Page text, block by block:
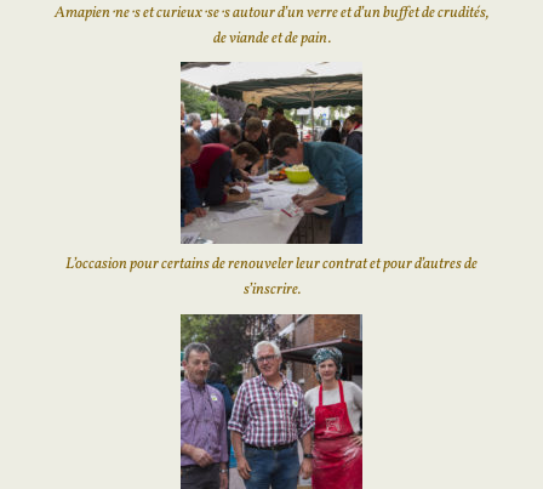
Amapien⋅ne⋅s et curieux⋅se⋅s autour d’un verre et d’un buffet de crudités,
de viande et de pain.
L’occasion pour certains de renouveler leur contrat et pour d’autres de
s’inscrire.